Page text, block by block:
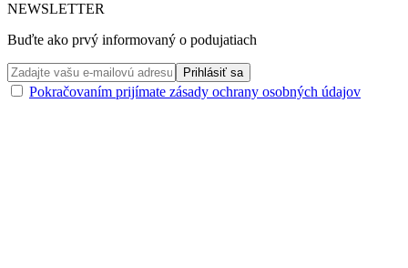
NEWSLETTER
Buďte ako prvý informovaný o podujatiach
Pokračovaním prijímate zásady ochrany osobných údajov